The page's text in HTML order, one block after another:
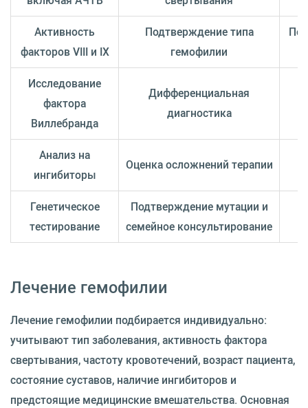
Активность
факторов VIII и IX
Подтверждение типа
гемофилии
Исследование
фактора
Виллебранда
Дифференциальная
диагностика
Анализ на
ингибиторы
Оценка осложнений терапии
Генетическое
тестирование
Подтверждение мутации и
семейное консультирование
Лечение гемофилии
Лечение гемофилии подбирается индивидуально:
учитывают тип заболевания, активность фактора
свертывания, частоту кровотечений, возраст пациента,
состояние суставов, наличие ингибиторов и
предстоящие медицинские вмешательства. Основная